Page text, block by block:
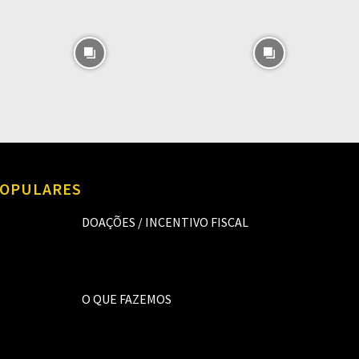
DOAÇÕES / INCENTIVO FISCAL
O QUE FAZEMOS